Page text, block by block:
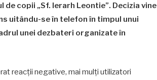
copii „Sf. Ierarh Leontie”. Decizia vine
uitându-se în telefon în timpul unui
unei dezbateri organizate în
reacții negative, mai mulți utilizatori